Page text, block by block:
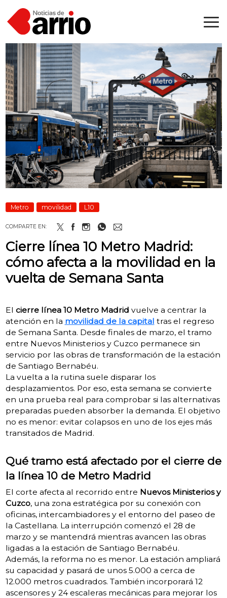
Metro movilidad L10
COMPARTE EN:
Cierre línea 10 Metro Madrid:
cómo afecta a la movilidad en la
vuelta de Semana Santa
El cierre línea 10 Metro Madrid vuelve a centrar la
atención en la movilidad de la capital tras el regreso
de Semana Santa. Desde finales de marzo, el tramo
entre Nuevos Ministerios y Cuzco permanece sin
servicio por las obras de transformación de la estación
de Santiago Bernabéu.
La vuelta a la rutina suele disparar los
desplazamientos. Por eso, esta semana se convierte
en una prueba real para comprobar si las alternativas
preparadas pueden absorber la demanda. El objetivo
no es menor: evitar colapsos en uno de los ejes más
transitados de Madrid.
Qué tramo está afectado por el cierre de
la línea 10 de Metro Madrid
El corte afecta al recorrido entre Nuevos Ministerios y
Cuzco, una zona estratégica por su conexión con
oficinas, intercambiadores y el entorno del paseo de
la Castellana. La interrupción comenzó el 28 de
marzo y se mantendrá mientras avancen las obras
ligadas a la estación de Santiago Bernabéu.
Además, la reforma no es menor. La estación ampliará
su capacidad y pasará de unos 5.000 a cerca de
12.000 metros cuadrados. También incorporará 12
ascensores y 24 escaleras mecánicas para mejorar los